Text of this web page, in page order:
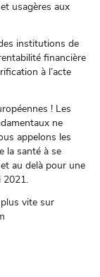
usagères aux
institutions de
financière
à l’acte
! Les
ne
appelons les
la santé à se
au delà pour une
vite sur